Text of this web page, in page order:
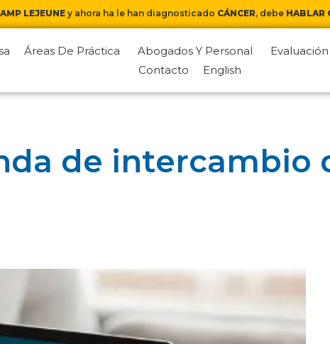
LEJEUNEy ahora ha le han diagnosticado CÁNCER, debe HABLAR
Áreas De Práctica Abogados Y Personal
Contacto
English
de intercambio